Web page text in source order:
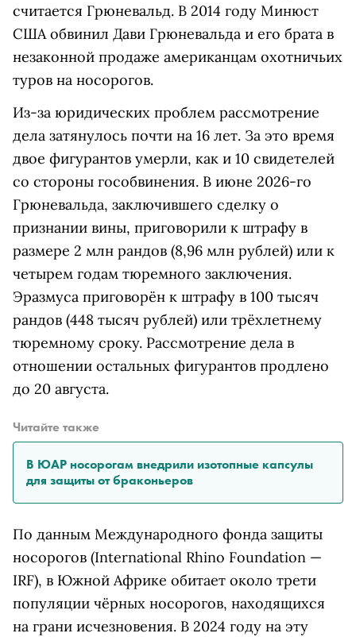
считается Грюневальд. В 2014 году Минюст
США обвинил Дави Грюневальда и его брата в
незаконной продаже американцам охотничьих
туров на носорогов.
Из-за юридических проблем рассмотрение
дела затянулось почти на 16 лет. За это время
двое фигурантов умерли, как и 10 свидетелей
со стороны гособвинения. В июне 2026-го
Грюневальда, заключившего сделку о
признании вины, приговорили к штрафу в
размере 2 млн рандов (8,96 млн рублей) или к
четырем годам тюремного заключения.
Эразмуса приговорён к штрафу в 100 тысяч
рандов (448 тысяч рублей) или трёхлетнему
тюремному сроку. Рассмотрение дела в
отношении остальных фигурантов продлено
до 20 августа.
Читайте также
В ЮАР носорогам внедрили изотопные капсулы
для защиты от браконьеров
По данным Международного фонда защиты
носорогов (International Rhino Foundation —
IRF), в Южной Африке обитает около трети
популяции чёрных носорогов, находящихся
на грани исчезновения. В 2024 году на эту